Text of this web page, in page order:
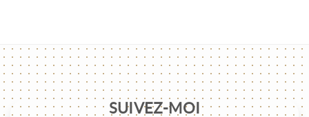
SUIVEZ-MOI